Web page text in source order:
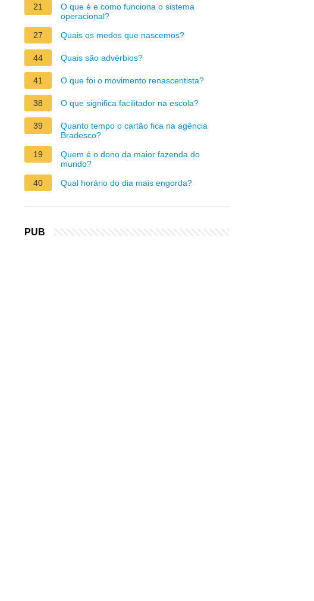
21
O que é e como funciona o sistema
operacional?
27
Quais os medos que nascemos?
44 Quais são advérbios?
41 O que foi o movimento renascentista?
38 O que significa facilitador na escola?
39
Quanto tempo o cartão fica na agência
Bradesco?
19
Quem é o dono da maior fazenda do
mundo?
40
Qual horário do dia mais engorda?
PUB